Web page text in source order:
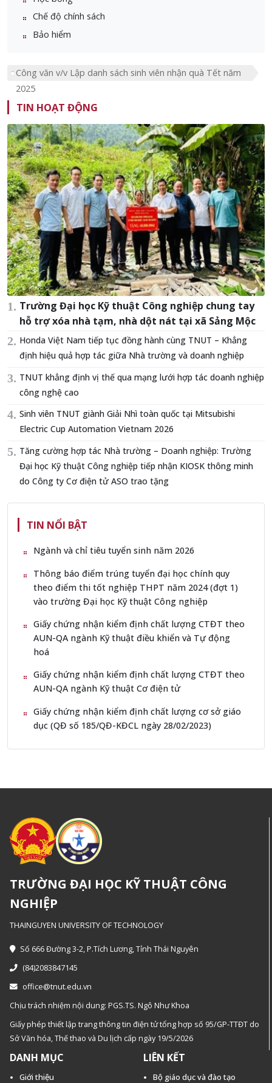
Chế độ chính sách
Bảo hiểm
Công văn v/v Lập danh sách sinh viên nhận quà Tết năm
2025
TIN HOẠT ĐỘNG
Trường Đại học Kỹ thuật Công nghiệp chung tay
hỗ trợ xóa nhà tạm, nhà dột nát tại xã Sảng Mộc
Honda Việt Nam tiếp tục đồng hành cùng TNUT – Khẳng
định hiệu quả hợp tác giữa Nhà trường và doanh nghiệp
TNUT khẳng định vị thế qua mạng lưới hợp tác doanh nghiệp
công nghệ cao
Sinh viên TNUT giành Giải Nhì toàn quốc tại Mitsubishi
Electric Cup Automation Vietnam 2026
Tăng cường hợp tác Nhà trường – Doanh nghiệp: Trường
Đại học Kỹ thuật Công nghiệp tiếp nhận KIOSK thông minh
do Công ty Cơ điện tử ASO trao tặng
TIN NỔI BẬT
Ngành và chỉ tiêu tuyển sinh năm 2026
Thông báo điểm trúng tuyển đại học chính quy
theo điểm thi tốt nghiệp THPT năm 2024 (đợt 1)
vào trường Đại học Kỹ thuật Công nghiệp
Giấy chứng nhận kiểm định chất lượng CTĐT theo
AUN-QA ngành Kỹ thuật điều khiển và Tự động
hoá
Giấy chứng nhận kiểm định chất lượng CTĐT theo
AUN-QA ngành Kỹ thuật Cơ điện tử
Giấy chứng nhận kiểm định chất lượng cơ sở giáo
dục (QĐ số 185/QĐ-KĐCL ngày 28/02/2023)
TRƯỜNG ĐẠI HỌC KỸ THUẬT CÔNG
NGHIỆP
THAINGUYEN UNIVERSITY OF TECHNOLOGY
Số 666 Đường 3-2, P.Tích Lương, Tỉnh Thái Nguyên
(84)2083847145
office@tnut.edu.vn
Chịu trách nhiệm nội dung: PGS.TS. Ngô Như Khoa
Giấy phép thiết lập trang thông tin điện tử tổng hợp số 95/GP-TTĐT do
Sở Văn hóa, Thế thao và Du lịch cấp ngày 19/5/2026
DANH MỤC
Giới thiệu
LIÊN KẾT
Bộ giáo dục và đào tạo